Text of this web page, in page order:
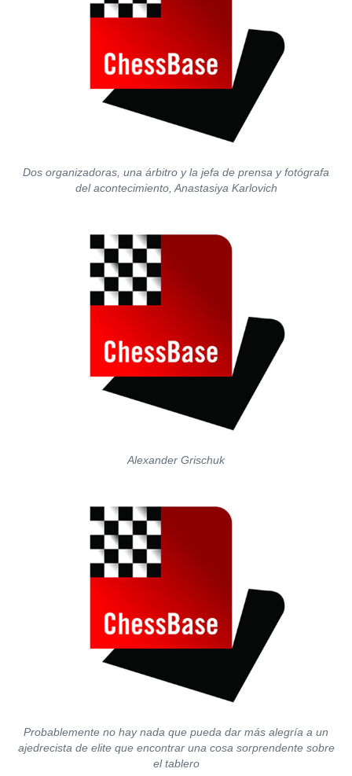
Dos organizadoras, una árbitro y la jefa de prensa y fotógrafa
del acontecimiento, Anastasiya Karlovich
Alexander Grischuk
Probablemente no hay nada que pueda dar más alegría a un
ajedrecista de elite que encontrar una cosa sorprendente sobre
el tablero